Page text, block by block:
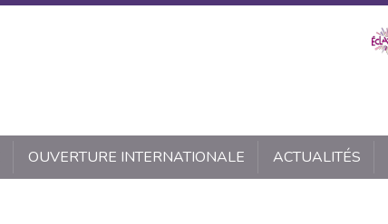
OUVERTURE INTERNATIONALE ACTUALITÉS